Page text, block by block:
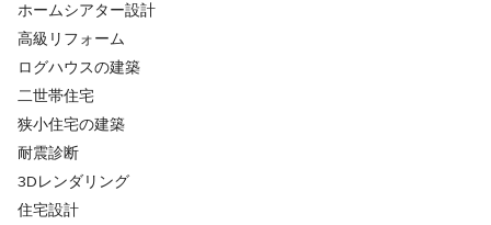
ホームシアター設計
高級リフォーム
ログハウスの建築
二世帯住宅
狭小住宅の建築
耐震診断
3Dレンダリング
住宅設計